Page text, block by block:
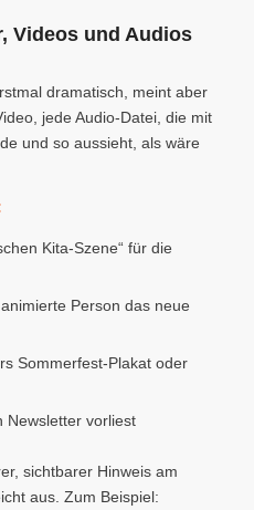
Videos und Audios
dramatisch, meint aber
jede Audio-Datei, die mit
und so aussieht, als wäre
Kita-Szene“ für die
Person das neue
Sommerfest-Plakat oder
Newsletter vorliest
sichtbarer Hinweis am
aus. Zum Beispiel: